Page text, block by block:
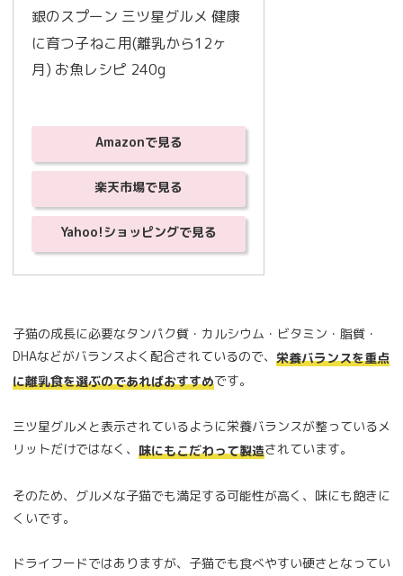
銀のスプーン 三ツ星グルメ 健康
に育つ子ねこ用(離乳から12ヶ
月) お魚レシピ 240g
Amazonで見る
楽天市場で見る
Yahoo!ショッピングで見る
子猫の成長に必要なタンパク質・カルシウム・ビタミン・脂質・
DHAなどがバランスよく配合されているので、 栄養バランスを重点
に離乳食を選ぶのであればおすすめです。
三ツ星グルメと表示されているように栄養バランスが整っているメ
リットだけではなく、 味にもこだわって製造されています。
そのため、グルメな子猫でも満足する可能性が高く、味にも飽きに
くいです。
ドライフードではありますが、子猫でも食べやすい硬さとなってい